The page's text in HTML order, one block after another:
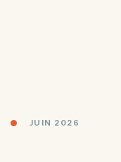
JUIN 2026